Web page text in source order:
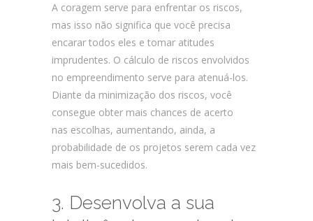
A coragem serve para enfrentar os riscos,
mas isso não significa que você precisa
encarar todos eles e tomar atitudes
imprudentes. O cálculo de riscos envolvidos
no empreendimento serve para atenuá-los.
Diante da minimização dos riscos, você
consegue obter mais chances de acerto
nas escolhas, aumentando, ainda, a
probabilidade de os projetos serem cada vez
mais bem-sucedidos.
3. Desenvolva a sua